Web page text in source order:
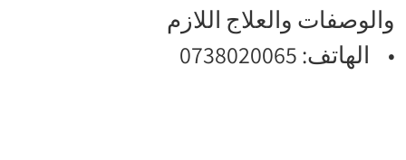
والوصفات والعلاج اللازم
• الهاتف: 0738020065